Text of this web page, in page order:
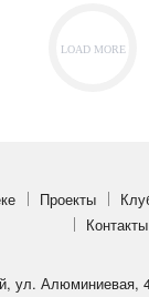
LOAD MORE
Проекты
Контакты
ул. Алюминиевая,